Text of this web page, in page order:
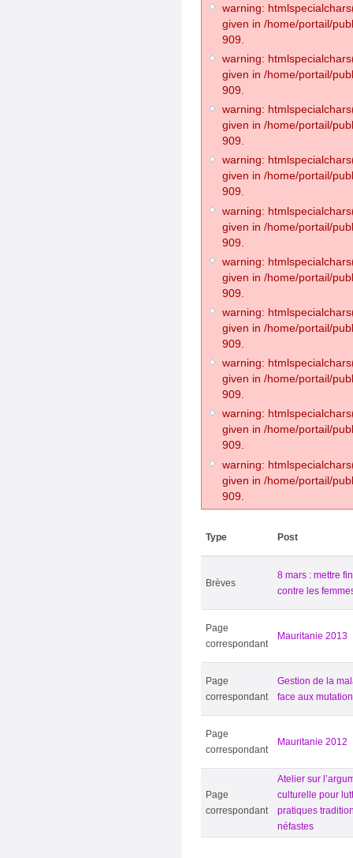
warning:
given in /home/portail/
909.
warning:
given in /home/portail/
909.
warning:
given in /home/portail/
909.
warning:
given in /home/portail/
909.
warning:
given in /home/portail/
909.
warning:
given in /home/portail/
909.
warning:
given in /home/portail/
909.
warning:
given in /home/portail/
909.
warning:
given in /home/portail/
909.
warning:
given in /home/portail/
909.
Type Post
Brèves
8 mars : mettre
contre les
Page
correspondant
Mauritanie 2013
Page
correspondant
Gestion de la
face aux
Page
correspondant
Mauritanie 2012
Page
correspondant
Atelier sur
culturelle pour
pratiques
néfastes